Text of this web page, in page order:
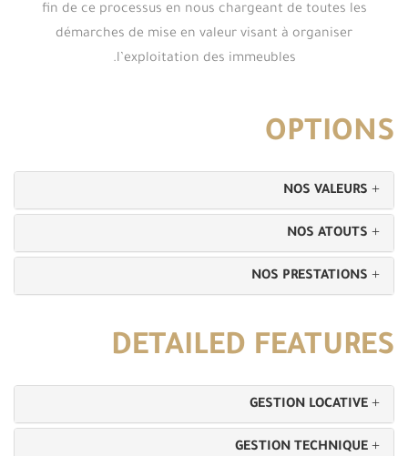
fin de ce processus en nous chargeant de toutes les
démarches de mise en valeur visant à organiser
l’exploitation des immeubles.
OPTIONS
NOS VALEURS
NOS ATOUTS
NOS PRESTATIONS
DETAILED FEATURES
GESTION LOCATIVE
GESTION TECHNIQUE